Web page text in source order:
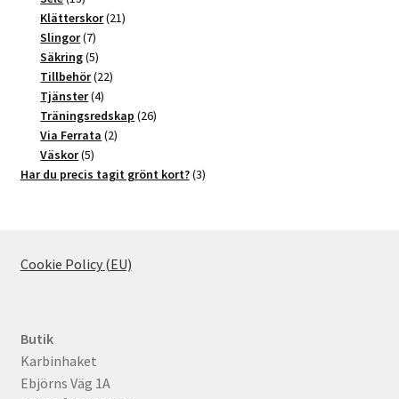
produkter
Klätterskor 2121
Slingor 77
produkter
Säkring 55
produkter
Tillbehör 2222
Tjänster 44
produkter
Träningsredskap 2626
Via Ferrata 22
Väskor 55
produkter
Har du precis tagit grönt kort? 33
Cookie Policy (EU)
Butik
Karbinhaket
Ebjörns Väg 1A